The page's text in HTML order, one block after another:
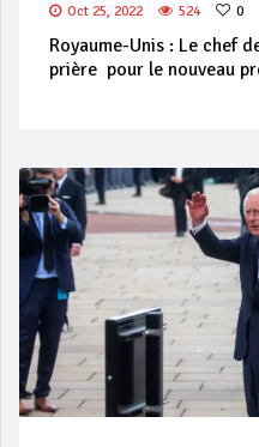
Oct 25, 2022 524 0
Royaume-Unis : Le chef
prière pour le nouveau